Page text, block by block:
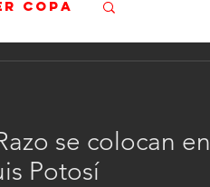
Copa
se colocan en
Potosí